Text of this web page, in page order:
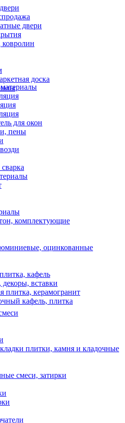
двери
доска
для окон
пены
комплектующие
оцинкованные
кафель
вставки
плитка, керамогранит
кафель, плитка
плитки, камня и кладочные
смеси, затирки